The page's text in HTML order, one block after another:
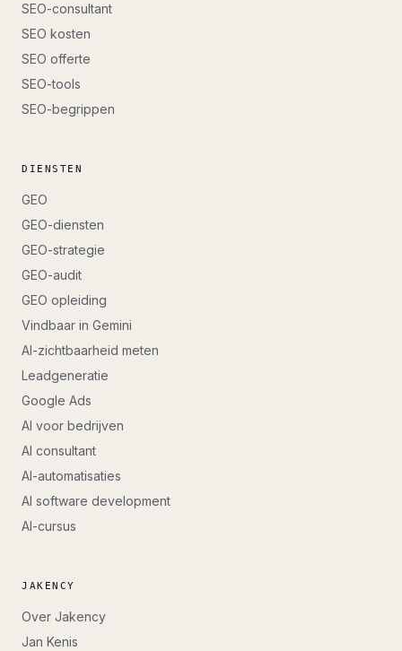
SEO-consultant
SEO kosten
SEO offerte
SEO-tools
SEO-begrippen
DIENSTEN
GEO
GEO-diensten
GEO-strategie
GEO-audit
GEO opleiding
Vindbaar in Gemini
AI-zichtbaarheid meten
Leadgeneratie
Google Ads
AI voor bedrijven
AI consultant
AI-automatisaties
AI software development
AI-cursus
JAKENCY
Over Jakency
Jan Kenis